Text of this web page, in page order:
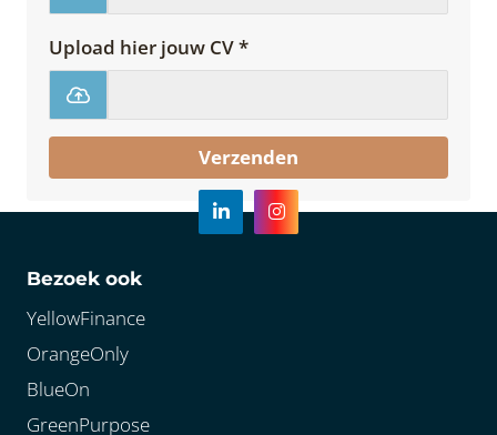
Upload hier jouw CV *
Verzenden
Bezoek ook
YellowFinance
OrangeOnly
BlueOn
GreenPurpose